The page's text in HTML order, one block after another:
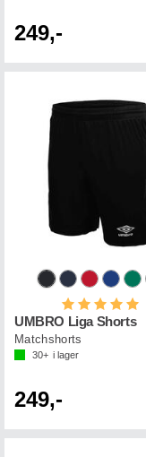
249,-
Betyg:
UMBRO Liga Shorts
Matchshorts
30+ i lager
249,-